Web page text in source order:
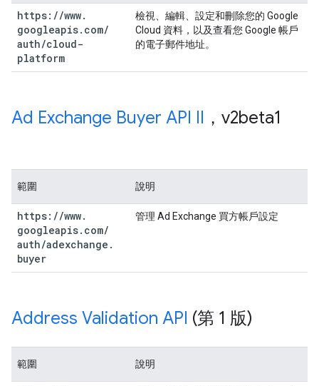
https: //www.
googleapis. com/
auth/cloud-
platform
檢視、編輯、設定和刪除您的 Google
Cloud 資料，以及查看您 Google 帳戶
的電子郵件地址。
Ad Exchange Buyer API II ，v2beta1
範圍 說明
https: //www.
googleapis. com/
auth/adexchange .
buyer
管理 Ad Exchange 買方帳戶設定
Address Validation API (第 1 版)
範圍 說明